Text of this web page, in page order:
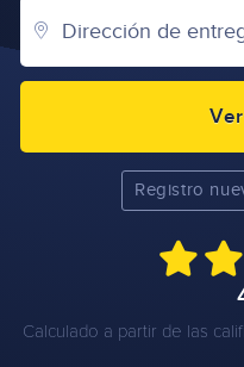
Registro
Calculado a partir de las